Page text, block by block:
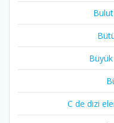
C de dizi